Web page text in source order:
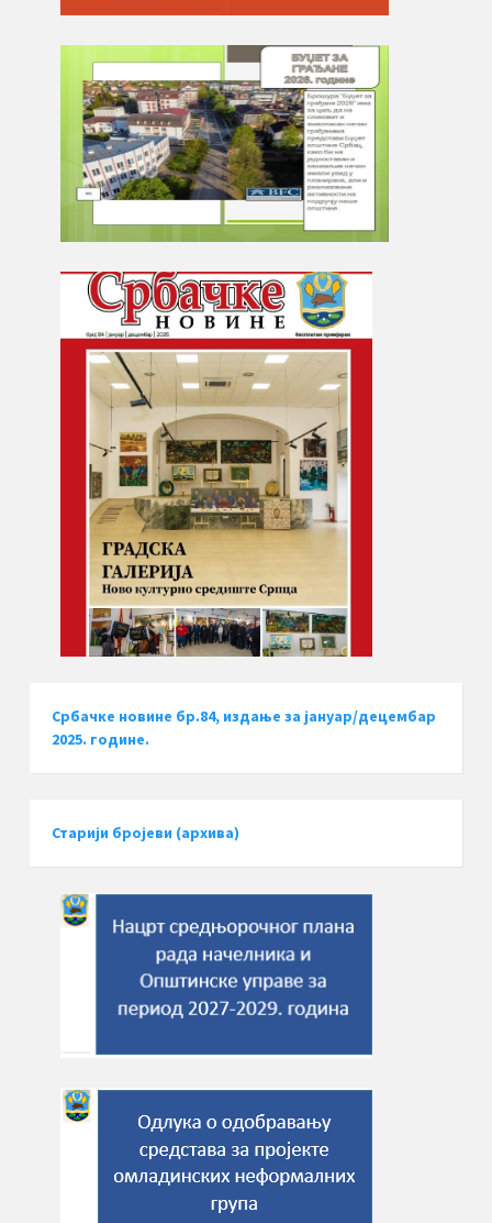
Србачке новине бр.84, издање за јануар/децембар
2025. године.
Старији бројеви (архива)